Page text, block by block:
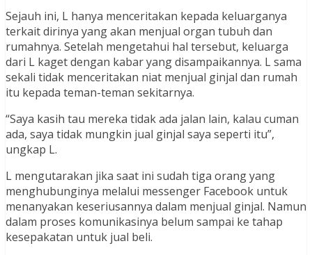
Sejauh ini, L hanya menceritakan kepada keluarganya
terkait dirinya yang akan menjual organ tubuh dan
rumahnya. Setelah mengetahui hal tersebut, keluarga
dari L kaget dengan kabar yang disampaikannya. L sama
sekali tidak menceritakan niat menjual ginjal dan rumah
itu kepada teman-teman sekitarnya.
“Saya kasih tau mereka tidak ada jalan lain, kalau cuman
ada, saya tidak mungkin jual ginjal saya seperti itu”,
ungkap L.
L mengutarakan jika saat ini sudah tiga orang yang
menghubunginya melalui messenger Facebook untuk
menanyakan keseriusannya dalam menjual ginjal. Namun
dalam proses komunikasinya belum sampai ke tahap
kesepakatan untuk jual beli.